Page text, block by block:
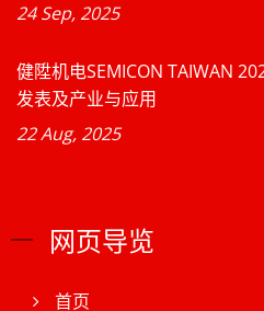
24 Sep, 2025
健陞机电SEMICON TAIWAN
发表及产业与应用
22 Aug, 2025
网页导览
首页